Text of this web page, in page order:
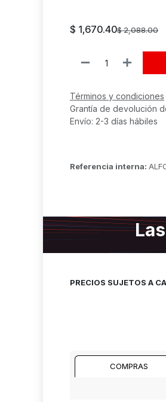
$ 1,670.40$2,088.00
Términos y condiciones
Grantía de devolución
Envío: 2-3 días hábiles
Referencia interna:
PRECIOS SUJETOS A
COMPRAS